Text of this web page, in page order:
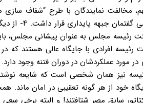
مخالفت نمایندگان با طرح “شفاف سازی
مجلس مردود شد
مجلس به عنوان پیشانی مجلس، باید
افرادی با جایگاه عالی هستند که
مورد عملکردشان در دوران فتنه وجود
خود از هر گونه تعقیبی در امان
سابق مصر شتافتند! و البته برخی